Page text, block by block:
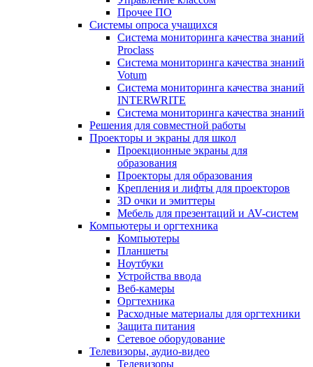
Прочее ПО
Системы опроса учащихся
Система мониторинга качества знаний
Proclass
Система мониторинга качества знаний
Votum
Система мониторинга качества знаний
INTERWRITE
Система мониторинга качества знаний
Решения для совместной работы
Проекторы и экраны для школ
Проекционные экраны для
образования
Проекторы для образования
Крепления и лифты для проекторов
3D очки и эмиттеры
Мебель для презентаций и AV-систем
Компьютеры и оргтехника
Компьютеры
Планшеты
Ноутбуки
Устройства ввода
Веб-камеры
Оргтехника
Расходные материалы для оргтехники
Защита питания
Сетевое оборудование
Телевизоры, аудио-видео
Телевизоры